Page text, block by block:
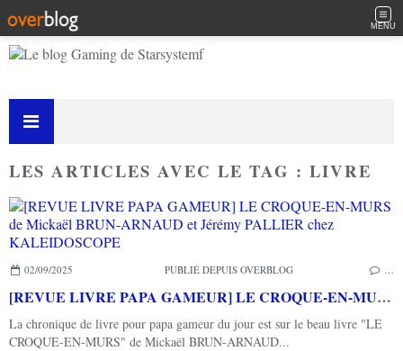
MENU
LES ARTICLES AVEC LE TAG : LIVRE
02/09/2025 PUBLIÉ DEPUIS OVERBLOG
[REVUE LIVRE PAPA GAMEUR] LE CROQUE-EN-MURS de Mickaël BRUN-ARNAUD et Jérémy PALLIER chez KALEIDOSCOPE
La chronique de livre pour papa gameur du jour est sur le beau livre "LE
CROQUE-EN-MURS" de Mickaël BRUN-ARNAUD...